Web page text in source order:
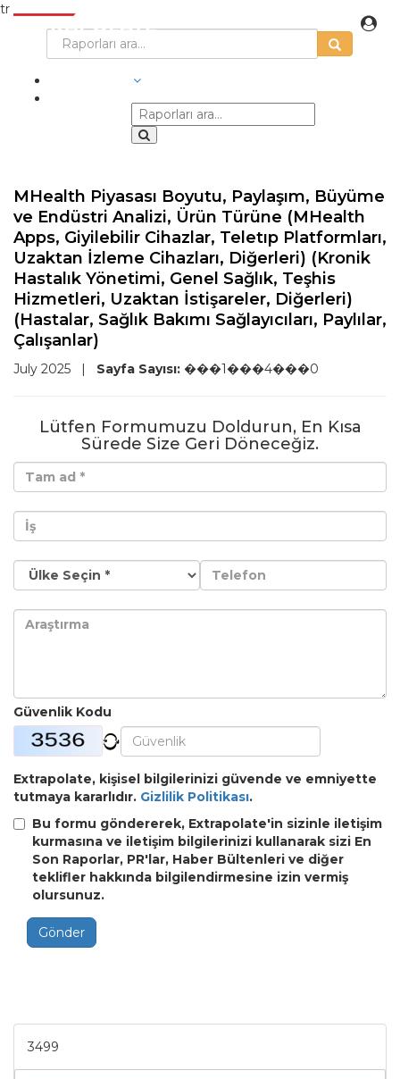
tr
MHealth Piyasası Boyutu, Paylaşım, Büyüme
ve Endüstri Analizi, Ürün Türüne (MHealth
Apps, Giyilebilir Cihazlar, Teletıp Platformları,
Uzaktan İzleme Cihazları, Diğerleri) (Kronik
Hastalık Yönetimi, Genel Sağlık, Teşhis
Hizmetleri, Uzaktan İstişareler, Diğerleri)
(Hastalar, Sağlık Bakımı Sağlayıcıları, Paylılar,
Çalışanlar)
July 2025 | Sayfa Sayısı: ���1���4���0
Lütfen Formumuzu Doldurun, En Kısa
Sürede Size Geri Döneceğiz.
Güvenlik Kodu
Extrapolate, kişisel bilgilerinizi güvende ve emniyette
tutmaya kararlıdır. Gizlilik Politikası.
Bu formu göndererek, Extrapolate'in sizinle iletişim
kurmasına ve iletişim bilgilerinizi kullanarak sizi En
Son Raporlar, PR'lar, Haber Bültenleri ve diğer
teklifler hakkında bilgilendirmesine izin vermiş
olursunuz.
Gönder
3499